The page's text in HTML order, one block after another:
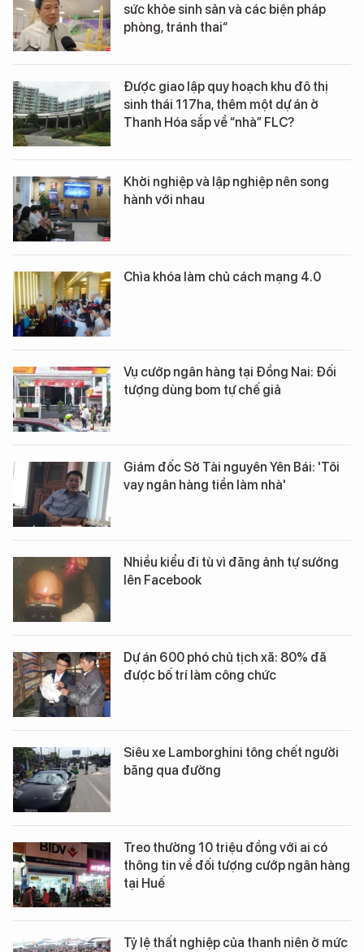
sức khỏe sinh sản và các biện pháp
phòng, tránh thai“
Được giao lập quy hoạch khu đô thị
sinh thái 117ha, thêm một dự án ở
Thanh Hóa sắp về “nhà” FLC?
Khởi nghiệp và lập nghiệp nên song
hành với nhau
Chìa khóa làm chủ cách mạng 4.0
Vụ cướp ngân hàng tại Đồng Nai: Đối
tượng dùng bom tự chế giả
Giám đốc Sở Tài nguyên Yên Bái: 'Tôi
vay ngân hàng tiền làm nhà'
Nhiều kiểu đi tù vì đăng ảnh tự sướng
lên Facebook
Dự án 600 phó chủ tịch xã: 80% đã
được bố trí làm công chức
Siêu xe Lamborghini tông chết người
băng qua đường
Treo thưởng 10 triệu đồng với ai có
thông tin về đối tượng cướp ngân hàng
tại Huế
Tỷ lệ thất nghiệp của thanh niên ở mức